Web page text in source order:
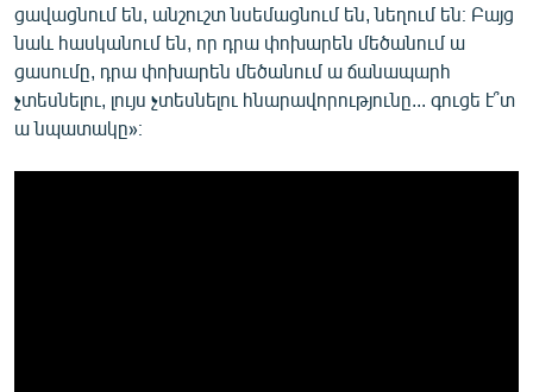
ցավացնում են, անշուշտ նսեմացնում են, նեղում են։ Բայց
նաև հասկանում են, որ դրա փոխարեն մեծանում ա
ցասումը, դրա փոխարեն մեծանում ա ճանապարհ
չտեսնելու, լույս չտեսնելու հնարավորությունը... գուցե է՞տ
ա նպատակը»։